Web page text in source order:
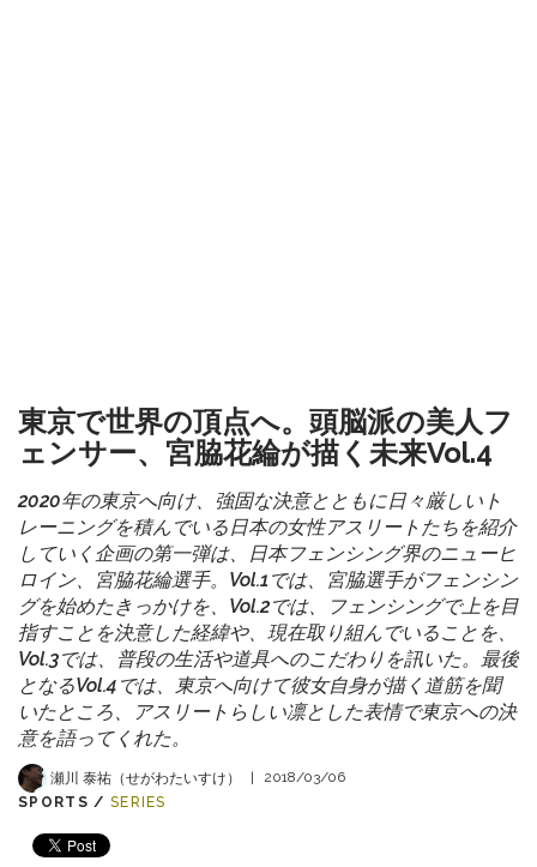
東京で世界の頂点へ。頭脳派の美人フ
ェンサー、宮脇花綸が描く未来Vol.4
2020年の東京へ向け、強固な決意とともに日々厳しいト
レーニングを積んでいる日本の女性アスリートたちを紹介
していく企画の第一弾は、日本フェンシング界のニューヒ
ロイン、宮脇花綸選手。Vol.1では、宮脇選手がフェンシン
グを始めたきっかけを、Vol.2では、フェンシングで上を目
指すことを決意した経緯や、現在取り組んでいることを、
Vol.3では、普段の生活や道具へのこだわりを訊いた。最後
となるVol.4では、東京へ向けて彼女自身が描く道筋を聞
いたところ、アスリートらしい凛とした表情で東京への決
意を語ってくれた。
瀬川 泰祐（せがわたいすけ） |
2018/03/06
SPORTS / SERIES